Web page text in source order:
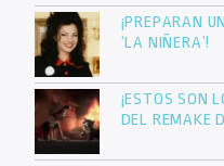
¡PREPARAN
‘LA NIÑERA’!
¡ESTOS SON
DEL REMAKE